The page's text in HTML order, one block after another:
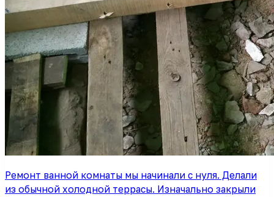
Ремонт ванной комнаты мы начинали с нуля. Делали
из обычной холодной террасы. Изначально закрыли